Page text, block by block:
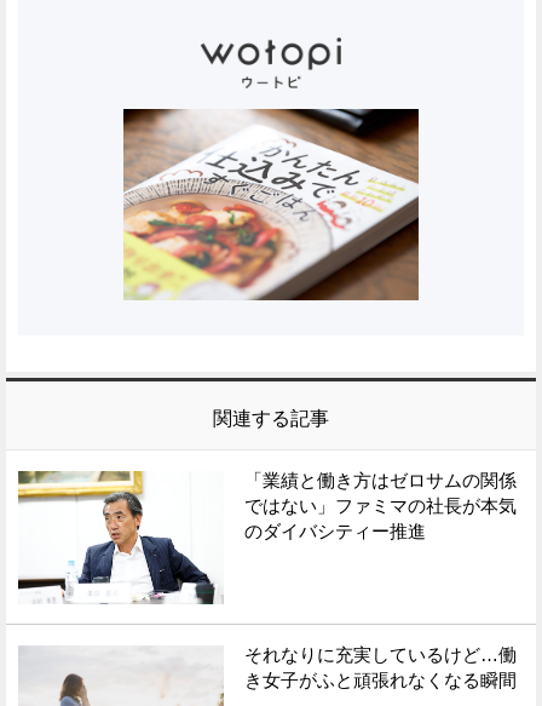
関連する記事
「業績と働き方はゼロサムの関係
ではない」ファミマの社長が本気
のダイバシティー推進
それなりに充実しているけど…働
き女子がふと頑張れなくなる瞬間